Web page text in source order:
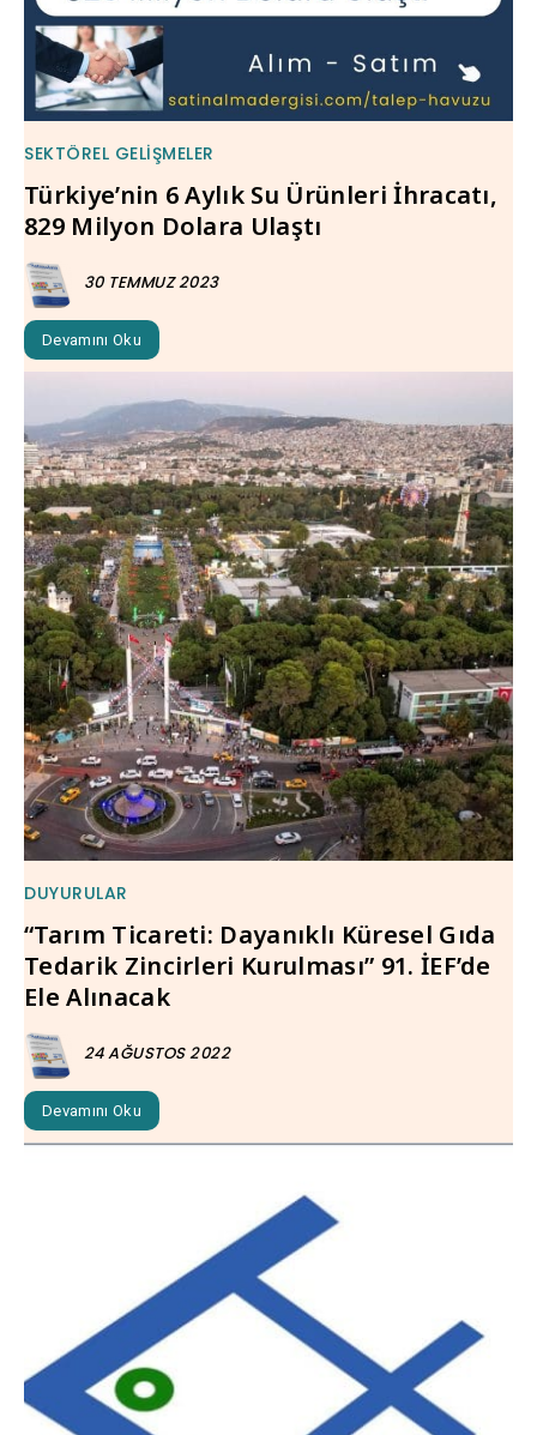
SEKTÖREL GELIŞMELER
Türkiye’nin 6 Aylık Su Ürünleri İhracatı,
829 Milyon Dolara Ulaştı
30 TEMMUZ 2023
Devamını Oku
DUYURULAR
“Tarım Ticareti: Dayanıklı Küresel Gıda
Tedarik Zincirleri Kurulması” 91. İEF’de
Ele Alınacak
24 AĞUSTOS 2022
Devamını Oku